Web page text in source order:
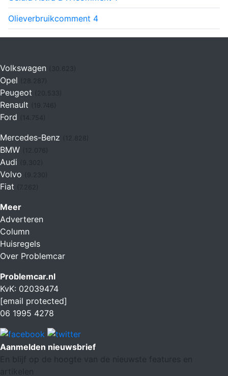
Olieverbruikcomment 4
Volkswagen (30.623)
Opel
Peugeot
Renault (19.746)
Ford (14.754)
Mercedes-Benz
BMW (12.076)
Audi
Volvo
Fiat (7.262)
Meer
Adverteren
Column
Huisregels
Over Problemcar
Problemcar.nl
KvK: 02039474
[email protected]
06 1995 4278
Aanmelden nieuwsbrief
En blijf op de hoogte van de nieuwste features en
artikelen